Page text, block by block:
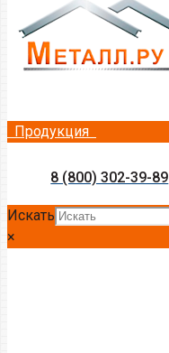
Продукция
8 (800) 302-39-89
Искать
×